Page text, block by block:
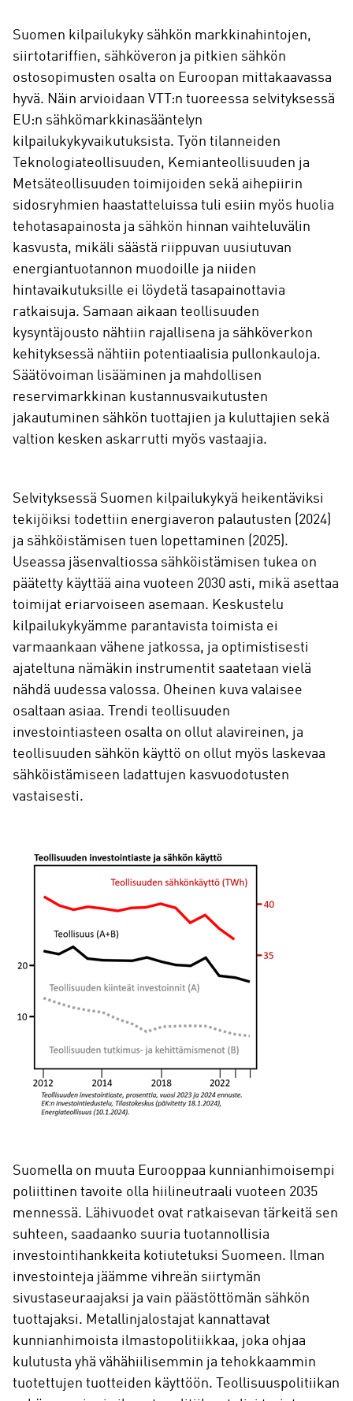
Suomen kilpailukyky sähkön markkinahintojen,
siirtotariffien, sähköveron ja pitkien sähkön
ostosopimusten osalta on Euroopan mittakaavassa
hyvä. Näin arvioidaan VTT:n tuoreessa selvityksessä
EU:n sähkömarkkinasääntelyn
kilpailukykyvaikutuksista. Työn tilanneiden
Teknologiateollisuuden, Kemianteollisuuden ja
Metsäteollisuuden toimijoiden sekä aihepiirin
sidosryhmien haastatteluissa tuli esiin myös huolia
tehotasapainosta ja sähkön hinnan vaihteluvälin
kasvusta, mikäli säästä riippuvan uusiutuvan
energiantuotannon muodoille ja niiden
hintavaikutuksille ei löydetä tasapainottavia
ratkaisuja. Samaan aikaan teollisuuden
kysyntäjousto nähtiin rajallisena ja sähköverkon
kehityksessä nähtiin potentiaalisia pullonkauloja.
Säätövoiman lisääminen ja mahdollisen
reservimarkkinan kustannusvaikutusten
jakautuminen sähkön tuottajien ja kuluttajien sekä
valtion kesken askarrutti myös vastaajia.
Selvityksessä Suomen kilpailukykyä heikentäviksi
tekijöiksi todettiin energiaveron palautusten (2024)
ja sähköistämisen tuen lopettaminen (2025).
Useassa jäsenvaltiossa sähköistämisen tukea on
päätetty käyttää aina vuoteen 2030 asti, mikä asettaa
toimijat eriarvoiseen asemaan. Keskustelu
kilpailukykyämme parantavista toimista ei
varmaankaan vähene jatkossa, ja optimistisesti
ajateltuna nämäkin instrumentit saatetaan vielä
nähdä uudessa valossa. Oheinen kuva valaisee
osaltaan asiaa. Trendi teollisuuden
investointiasteen osalta on ollut alavireinen, ja
teollisuuden sähkön käyttö on ollut myös laskevaa
sähköistämiseen ladattujen kasvuodotusten
vastaisesti.
Suomella on muuta Eurooppaa kunnianhimoisempi
poliittinen tavoite olla hiilineutraali vuoteen 2035
mennessä. Lähivuodet ovat ratkaisevan tärkeitä sen
suhteen, saadaanko suuria tuotannollisia
investointihankkeita kotiutetuksi Suomeen. Ilman
investointeja jäämme vihreän siirtymän
sivustaseuraajaksi ja vain päästöttömän sähkön
tuottajaksi. Metallinjalostajat kannattavat
kunnianhimoista ilmastopolitiikkaa, joka ohjaa
kulutusta yhä vähähiilisemmin ja tehokkaammin
tuotettujen tuotteiden käyttöön. Teollisuuspolitiikan